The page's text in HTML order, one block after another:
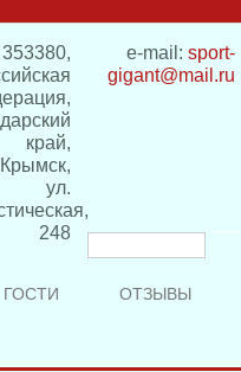
353380,
край,
ул.
248
e-mail: sport-
gigant@mail.ru
поиска
ГОСТИ ОТЗЫВЫ